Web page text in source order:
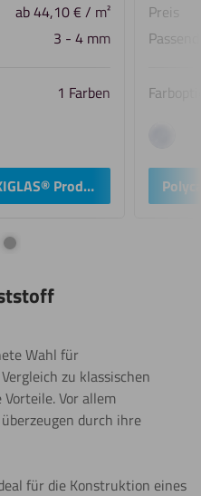
ab44,10€/ m²
3 - 4 mm
1 Farben
Acrylglas / PLEXIGLAS® Produkte anzeigen
Preis
zur Folie 1
Gehe zur Folie 2
Wahl für
zu klassischen
Vor allem
durch ihre
für die Konstruktion eines